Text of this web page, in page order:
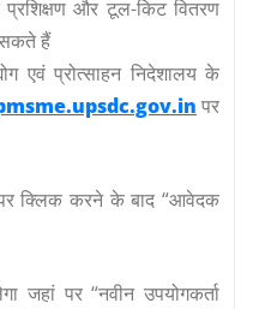
प्रशिक्षण और टूल-किट वितरण
हैं
एवं प्रोत्साहन निदेशालय के
पर
क्लिक करने के बाद “आवेदक
पर “नवीन उपयोगकर्ता